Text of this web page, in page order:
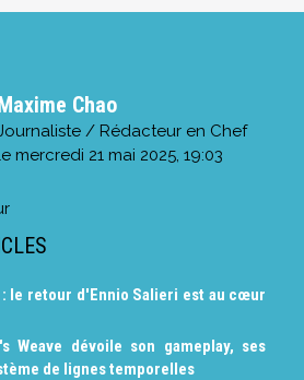
Chao
/ Rédacteur en Chef
mercredi 21 mai 2025, 19:03
: le retour d'Ennio Salieri est au cœur
Weave dévoile son gameplay, ses
de lignes temporelles